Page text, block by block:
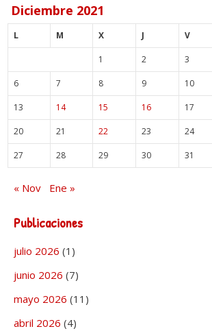
Diciembre 2021
L M X J V
1 2 3
6 7 8 9 10
13 14 15 16 17
20 21 22 23 24
27 28 29 30 31
« Nov Ene »
Publicaciones
julio 2026 (1)
junio 2026 (7)
mayo 2026 (11)
abril 2026 (4)